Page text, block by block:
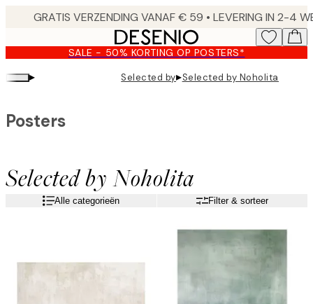
content.
SALE - 50% KORTING OP POSTERS*
▸ Selected by▸Selected by Noholita
Selected by Noholita
Posters
Alle categorieën Filter & sorteer